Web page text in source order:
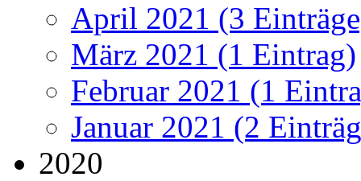
April 2021 (3
März 2021 (1 Eintrag)
Februar 2021 (1
Januar 2021 (2
2020